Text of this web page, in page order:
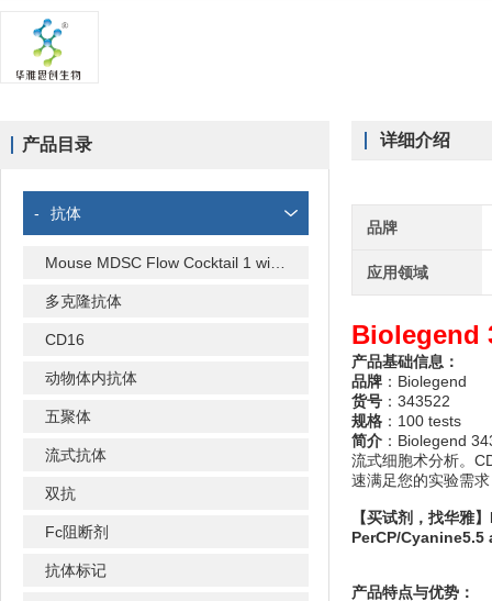
产品目录
- 抗体
多克隆抗体
CD16
动物体内抗体
五聚体
流式抗体
双抗
Fc阻断剂
抗体标记
详细介绍
品牌
应用领域
Biolegend
产品基础信息：
品牌 ：Biolegend
货号 ：343522
规格 ：100 tests
简介 ：Biolegend
流式细胞术分析。
速满足您的实验需求
【买试剂，找华
PerCP/Cyanine5.5
产品特点与优势：